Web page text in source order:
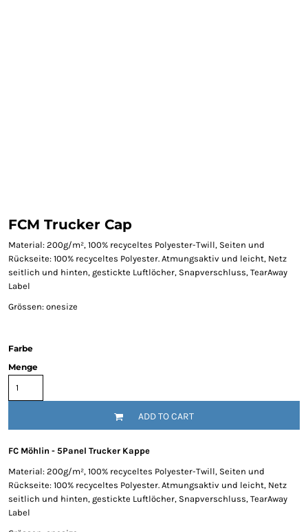
FCM Trucker Cap
Material: 200g/m², 100% recyceltes Polyester-Twill, Seiten und
Rückseite: 100% recyceltes Polyester. Atmungsaktiv und leicht, Netz
seitlich und hinten, gestickte Luftlöcher, Snapverschluss, TearAway
Label
Grössen: onesize
Farbe
Menge
ADD TO CART
FC Möhlin - 5Panel Trucker Kappe
Material: 200g/m², 100% recyceltes Polyester-Twill, Seiten und
Rückseite: 100% recyceltes Polyester. Atmungsaktiv und leicht, Netz
seitlich und hinten, gestickte Luftlöcher, Snapverschluss, TearAway
Label